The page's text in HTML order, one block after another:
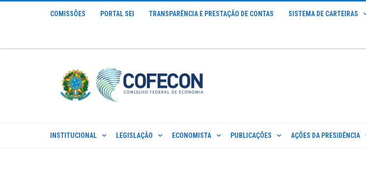
COMISSÕES PORTAL SEI TRANSPARÊNCIA E PRESTAÇÃO DE CONTAS SISTEMA DE CARTEIRAS
INSTITUCIONAL LEGISLAÇÃO ECONOMISTA PUBLICAÇÕES AÇÕES DA PRESIDÊNCIA